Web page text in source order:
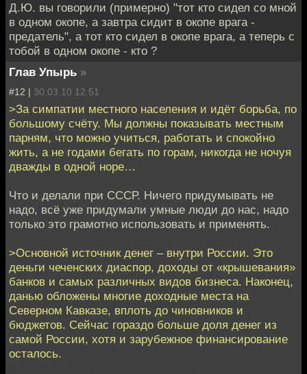
Д.Ю. вы говорили (примерно) "тот кто сидел со мной
в одном окопе, а завтра сидит в окопе врага -
предатель", а тот кто сидел в окопе врага, а теперь с
тобой в одном окопе - кто ?
Глав Упырь »
#12 | 30.03.10 12:51
>За симпатии местного населения и идёт борьба, по
большому счёту. Мы должны показывать местным
парням, что можно учиться, работать и спокойно
жить, а не годами бегать по горам, никогда не ночуя
дважды в одной норе…
Что и делали при СССР. Ничего придумывать не
надо, всё уже придумали умные люди до нас, надо
только это грамотно использовать и применять.
>Основной источник денег – внутри России. Это
деньги чеченских диаспор, доходы от «крышевания»
банков и самых различных видов бизнеса. Наконец,
данью обложены многие доходные места на
Северном Кавказе, вплоть до чиновников и
бюджетов. Сейчас гораздо больше доля денег из
самой России, хотя и зарубежное финансирование
осталось.